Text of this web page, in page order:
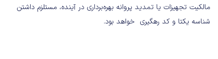
مالکیت تجهیزات یا تمدید پروانه بهره‌برداری در آینده، مستلزم داشتن
شناسه یکتا و کد رهگیری خواهد بود.